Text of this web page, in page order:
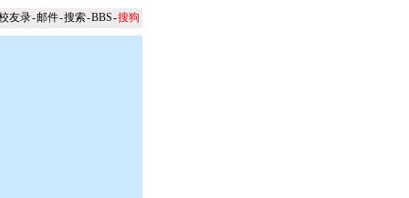
友录-邮件-搜索-BBS-搜狗